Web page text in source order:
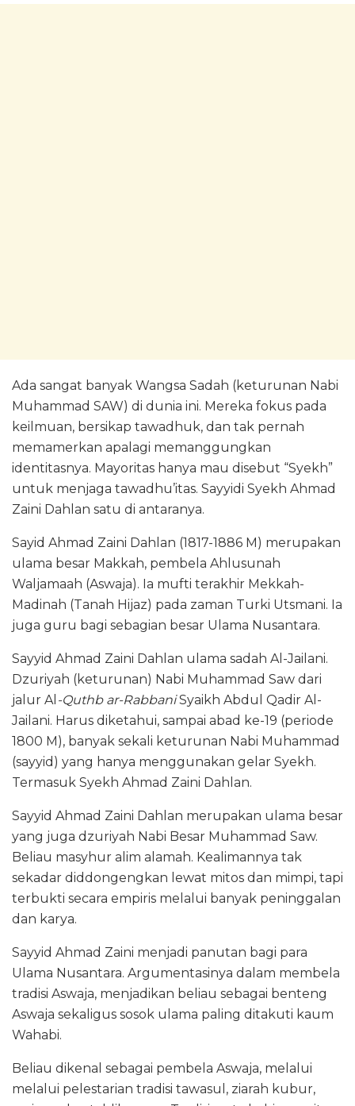
Ada sangat banyak Wangsa Sadah (keturunan Nabi
Muhammad SAW) di dunia ini. Mereka fokus pada
keilmuan, bersikap tawadhuk, dan tak pernah
memamerkan apalagi memanggungkan
identitasnya. Mayoritas hanya mau disebut “Syekh”
untuk menjaga tawadhu’itas. Sayyidi Syekh Ahmad
Zaini Dahlan satu di antaranya.
Sayid Ahmad Zaini Dahlan (1817-1886 M) merupakan
ulama besar Makkah, pembela Ahlusunah
Waljamaah (Aswaja). Ia mufti terakhir Mekkah-
Madinah (Tanah Hijaz) pada zaman Turki Utsmani. Ia
juga guru bagi sebagian besar Ulama Nusantara.
Sayyid Ahmad Zaini Dahlan ulama sadah Al-Jailani.
Dzuriyah (keturunan) Nabi Muhammad Saw dari
jalur Al -Quthb ar-RabbaniSyaikh Abdul Qadir Al-
Jailani. Harus diketahui, sampai abad ke-19 (periode
1800 M), banyak sekali keturunan Nabi Muhammad
(sayyid) yang hanya menggunakan gelar Syekh.
Termasuk Syekh Ahmad Zaini Dahlan.
Sayyid Ahmad Zaini Dahlan merupakan ulama besar
yang juga dzuriyah Nabi Besar Muhammad Saw.
Beliau masyhur alim alamah. Kealimannya tak
sekadar diddongengkan lewat mitos dan mimpi, tapi
terbukti secara empiris melalui banyak peninggalan
dan karya.
Sayyid Ahmad Zaini menjadi panutan bagi para
Ulama Nusantara. Argumentasinya dalam membela
tradisi Aswaja, menjadikan beliau sebagai benteng
Aswaja sekaligus sosok ulama paling ditakuti kaum
Wahabi.
Beliau dikenal sebagai pembela Aswaja, melalui
melalui pelestarian tradisi tawasul, ziarah kubur,